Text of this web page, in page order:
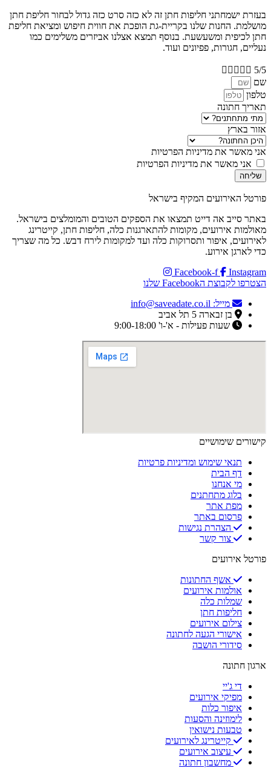
בעזרת ישמחתני חליפות חתן זה לא כזה סרט כזה גדול לבחור חליפת חתן
מושלמת. החנות שלנו בקריית-גת הופכת את חווית חיפוש ומציאת חליפת
חתן לכיפית ומשעשעת. בנוסף תמצא אצלנו אביזרים משלימים כמו
נעליים, חגורות, פפיונים ועוד.
     5/5
שם
טלפון
תאריך חתונה
אזור בארץ
אני מאשר את מדיניות הפרטיות
אני מאשר את מדיניות הפרטיות
שליחה
פורטל האירועים המקיף בישראל
באתר סייב אה דייט תמצאו את הספקים הטובים והמומלצים בישראל.
מאולמות אירועים, מקומות להתארגנות כלה, חליפות חתן, קייטרינג
לאירועים, איפור ותסרוקות כלה ועד למקומות לירח דבש. כל מה שצריך
כדי לארגן אירוע.
Facebook-f
Instagram
הצטרפו לקבוצת הFacebook שלנו
מייל: info@saveadate.co.il
בן זבארה 5 תל אביב
שעות פעילות - א'-ו' 9:00-18:00
קישורים שימושיים
תנאי שימוש ומדיניות פרטיות
דף הבית
מי אנחנו
בלוג מתחתנים
מפת אתר
פרסום באתר
הצהרת נגישות
צור קשר
פורטל אירועים
אשף החתונות
אולמות אירועים
שמלות כלה
חליפות חתן
צילום אירועים
אישורי הגעה לחתונה
סידורי הושבה
ארגון חתונה
די ג'יי
מפיקי אירועים
איפור כלות
לימוזינה והסעות
טבעות נישואין
קייטרינג לאירועים
עיצוב אירועים
מחשבון חתונה